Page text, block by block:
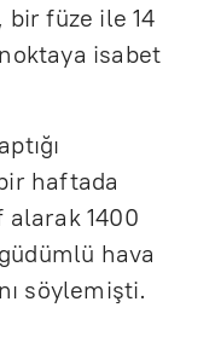
bir füze ile 14
noktaya isabet
haftada
alarak 1400
güdümlü hava
söylemişti.